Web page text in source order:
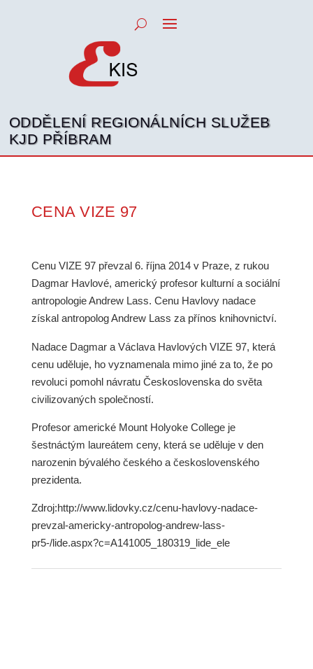
ODDĚLENÍ REGIONÁLNÍCH SLUŽEB
KJD PŘÍBRAM
CENA VIZE 97
Cenu VIZE 97 převzal 6. října 2014 v Praze, z rukou
Dagmar Havlové, americký profesor kulturní a sociální
antropologie Andrew Lass. Cenu Havlovy nadace
získal antropolog Andrew Lass za přínos knihovnictví.
Nadace Dagmar a Václava Havlových VIZE 97, která
cenu uděluje, ho vyznamenala mimo jiné za to, že po
revoluci pomohl návratu Československa do světa
civilizovaných společností.
Profesor americké Mount Holyoke College je
šestnáctým laureátem ceny, která se uděluje v den
narozenin bývalého českého a československého
prezidenta.
Zdroj:http://www.lidovky.cz/cenu-havlovy-nadace-
prevzal-americky-antropolog-andrew-lass-
pr5-/lide.aspx?c=A141005_180319_lide_ele